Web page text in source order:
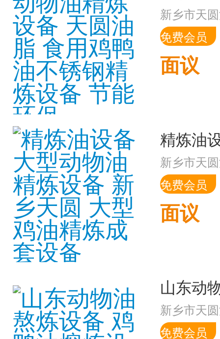
新乡市天
免费会员
面议
新乡市天
免费会员
面议
新乡市天
免费会员